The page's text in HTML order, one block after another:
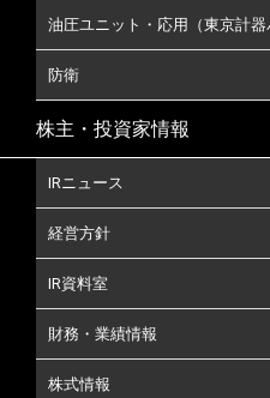
油圧ユニット・応用（東京計器
防衛
株主・投資家情報
IRニュース
経営方針
IR資料室
財務・業績情報
株式情報